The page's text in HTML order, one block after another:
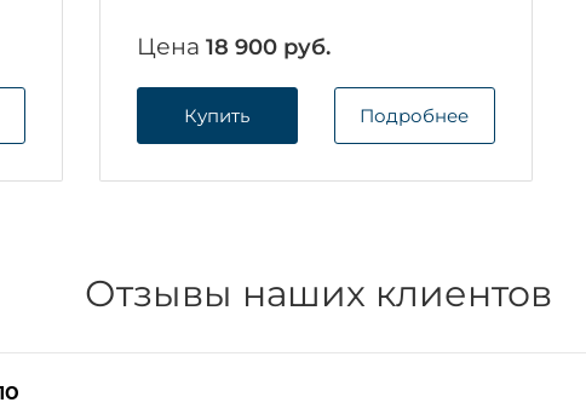
Цена 18 900 руб.
Купить Подробнее
Отзывы наших клиентов